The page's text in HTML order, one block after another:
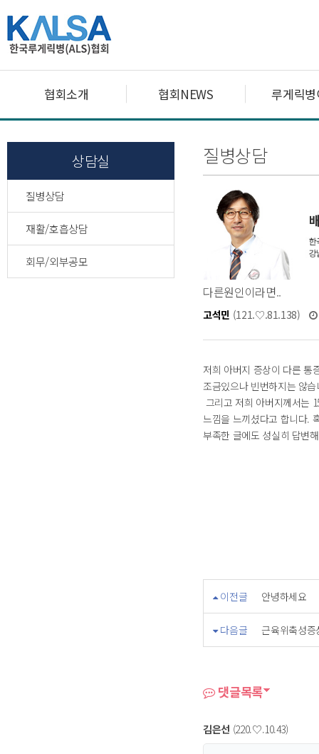
협회소개 협회NEWS 루게릭
상담실
질병상담
재활/호흡상담
회무/외부공모
질병상담
다른원인이라면..
고석민 (121.♡.81.138)
저희 아버지 증상이 다른 통
조금있으나 빈번하지는 않습
그리고 저희 아버지께서는
느낌을 느끼셨다고 합니다.
부족한 글에도 성실히 답변
이전글 안녕하세요
다음글 근육위축성증
댓글목록
김은선 (220.♡.10.43)